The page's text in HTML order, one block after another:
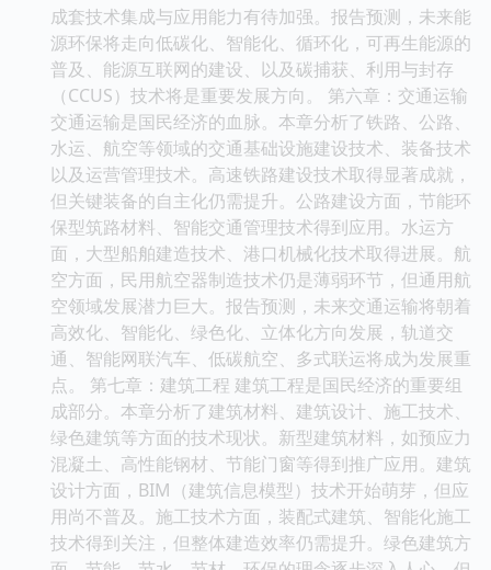
成套技术集成与应用能力有待加强。报告预测，未来能
源环保将走向低碳化、智能化、循环化，可再生能源的
普及、能源互联网的建设、以及碳捕获、利用与封存
（CCUS）技术将是重要发展方向。 第六章：交通运输
交通运输是国民经济的血脉。本章分析了铁路、公路、
水运、航空等领域的交通基础设施建设技术、装备技术
以及运营管理技术。高速铁路建设技术取得显著成就，
但关键装备的自主化仍需提升。公路建设方面，节能环
保型筑路材料、智能交通管理技术得到应用。水运方
面，大型船舶建造技术、港口机械化技术取得进展。航
空方面，民用航空器制造技术仍是薄弱环节，但通用航
空领域发展潜力巨大。报告预测，未来交通运输将朝着
高效化、智能化、绿色化、立体化方向发展，轨道交
通、智能网联汽车、低碳航空、多式联运将成为发展重
点。 第七章：建筑工程 建筑工程是国民经济的重要组
成部分。本章分析了建筑材料、建筑设计、施工技术、
绿色建筑等方面的技术现状。新型建筑材料，如预应力
混凝土、高性能钢材、节能门窗等得到推广应用。建筑
设计方面，BIM（建筑信息模型）技术开始萌芽，但应
用尚不普及。施工技术方面，装配式建筑、智能化施工
技术得到关注，但整体建造效率仍需提升。绿色建筑方